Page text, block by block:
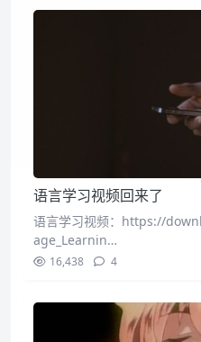
语言学习视频回来了
语言学习视频：https://
age_Learnin…
16,438 4